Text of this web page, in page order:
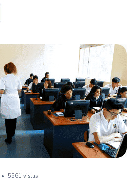
• 5561 vistas